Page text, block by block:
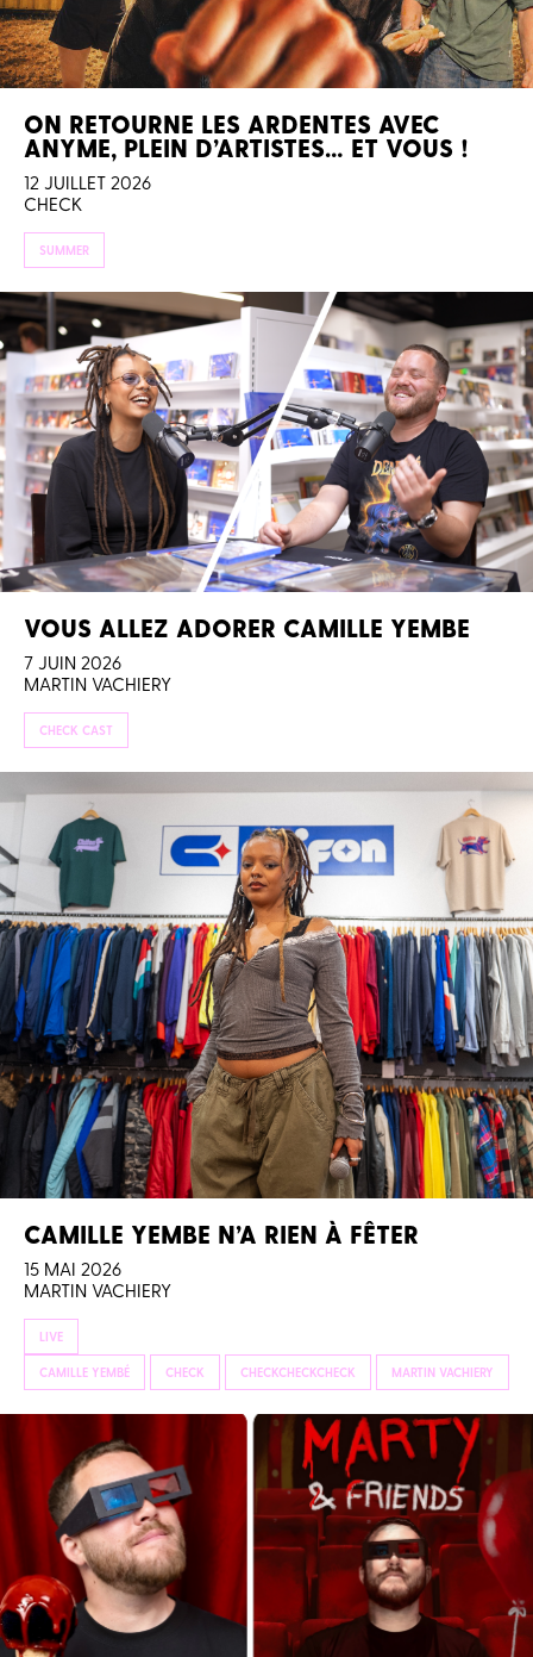
ON RETOURNE LES ARDENTES AVEC
ANYME, PLEIN D’ARTISTES… ET VOUS !
12 JUILLET 2026
CHECK
SUMMER
VOUS ALLEZ ADORER CAMILLE YEMBE
7 JUIN 2026
MARTIN VACHIERY
CHECK CAST
CAMILLE YEMBE N’A RIEN À FÊTER
15 MAI 2026
MARTIN VACHIERY
LIVE
CAMILLE YEMBÉ CHECK CHECKCHECKCHECK MARTIN VACHIERY